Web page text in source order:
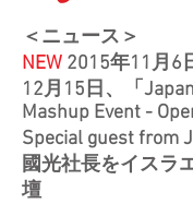
＜ニュース＞
NEW 2015年11月6
12月15日、
「
Mashup Event -
Special guest from
國光社長をイスラ
壇